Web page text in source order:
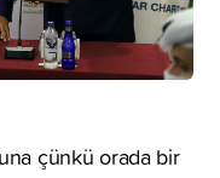
çünkü orada bir